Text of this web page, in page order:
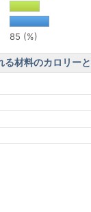
85 (%)
る材料のカロリー